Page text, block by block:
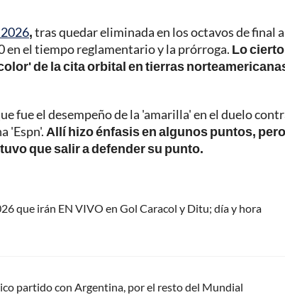
,tras quedar eliminada en los octavos de final a
en el tiempo reglamentario y la prórroga. Lo
de la cita orbital en tierras
fue el desempeño de la 'amarilla' en el duelo
'Espn'. Allí hizo énfasis en algunos puntos,
que salir a defender su punto.
que irán EN VIVO en Gol Caracol y Ditu; día y hora
partido con Argentina, por el resto del Mundial